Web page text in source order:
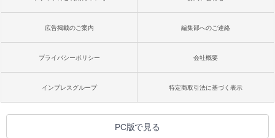
広告掲載のご案内 編集部へのご連絡
プライバシーポリシー 会社概要
インプレスグループ 特定商取引法に基づく表示
PC版で見る